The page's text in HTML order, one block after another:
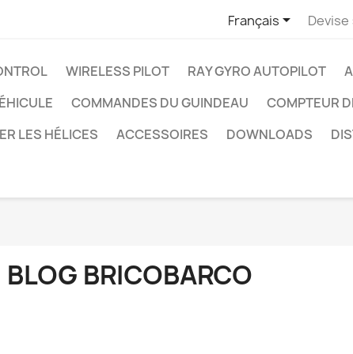
Français Devise
WIRELESS PILOT RAY GYRO AUTOPILOT
COMMANDES DU GUINDEAU
COMPTEUR
LES HÉLICES
ACCESSOIRES DOWNLOADS
BLOG BRICOBARCO